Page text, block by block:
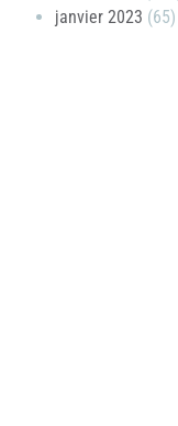
janvier 2023 (65)